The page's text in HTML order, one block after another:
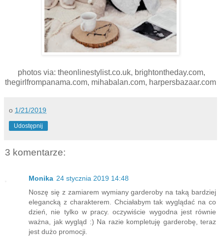
photos via: theonlinestylist.co.uk, brightontheday.com,
thegirlfrompanama.com, mihabalan.com, harpersbazaar.com
o 1/21/2019
Udostępnij
3 komentarze:
Monika 24 stycznia 2019 14:48
Noszę się z zamiarem wymiany garderoby na taką bardziej
elegancką z charakterem. Chciałabym tak wyglądać na co
dzień, nie tylko w pracy. oczywiście wygodna jest równie
ważna, jak wygląd :) Na razie kompletuję garderobę, teraz
jest dużo promocji.